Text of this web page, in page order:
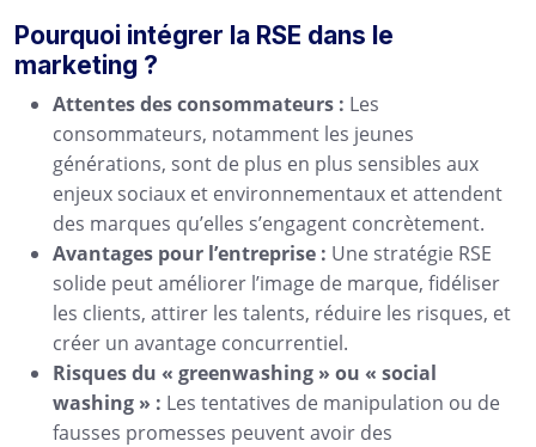
Pourquoi intégrer la RSE dans le
marketing ?
Attentes des consommateurs : Les
consommateurs, notamment les jeunes
générations, sont de plus en plus sensibles aux
enjeux sociaux et environnementaux et attendent
des marques qu’elles s’engagent concrètement.
Avantages pour l’entreprise : Une stratégie RSE
solide peut améliorer l’image de marque, fidéliser
les clients, attirer les talents, réduire les risques, et
créer un avantage concurrentiel.
Risques du « greenwashing » ou « social
washing » : Les tentatives de manipulation ou de
fausses promesses peuvent avoir des